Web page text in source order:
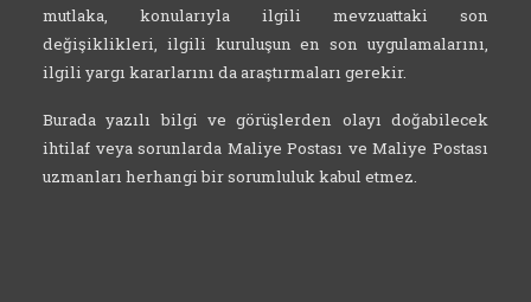
mutlaka, konularıyla ilgili mevzuattaki son
değişiklikleri, ilgili kuruluşun en son uygulamalarını,
ilgili yargı kararlarını da araştırmaları gerekir.
Burada yazılı bilgi ve görüşlerden olayı doğabilecek
ihtilaf veya sorunlarda Maliye Postası ve Maliye Postası
uzmanları herhangi bir sorumluluk kabul etmez.